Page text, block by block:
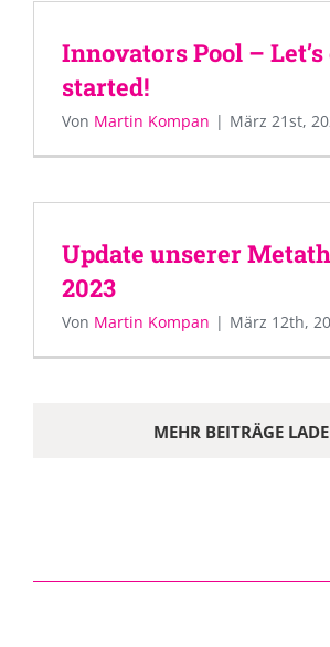
Innovators Pool –
started!
Von Martin Kompan | März 21st,
Update unserer
2023
Von Martin Kompan | März 12th,
MEHR BEITRÄGE